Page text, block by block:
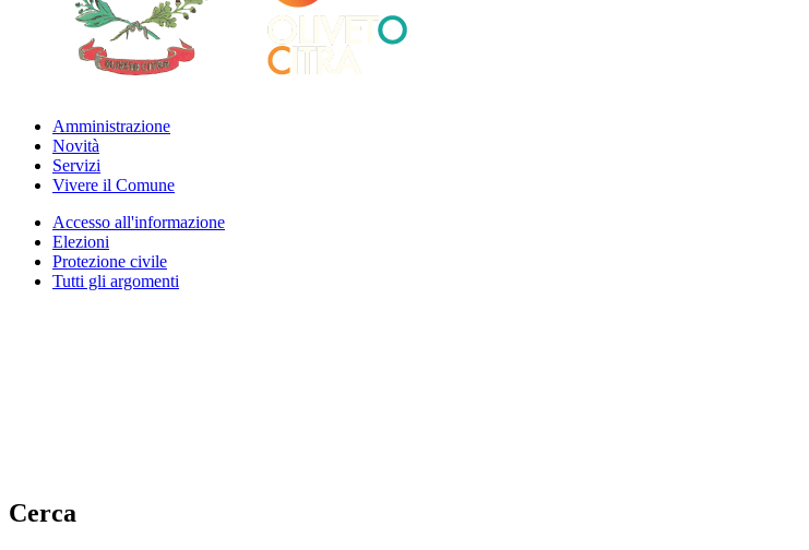
Amministrazione
Novità
Servizi
Vivere il Comune
Accesso all'informazione
Elezioni
Protezione civile
Tutti gli argomenti
Cerca